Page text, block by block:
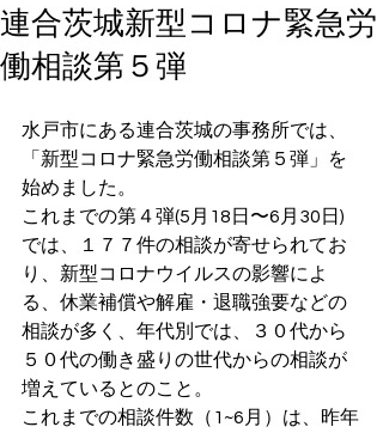
連合茨城新型コロナ緊急労
働相談第５弾
水戸市にある連合茨城の事務所では、
「新型コロナ緊急労働相談第５弾」を
始めました。
これまでの第４弾(5月18日〜6月30日)
では、１７７件の相談が寄せられてお
り、新型コロナウイルスの影響によ
る、休業補償や解雇・退職強要などの
相談が多く、年代別では、３０代から
５０代の働き盛りの世代からの相談が
増えているとのこと。
これまでの相談件数（1~6月）は、昨年